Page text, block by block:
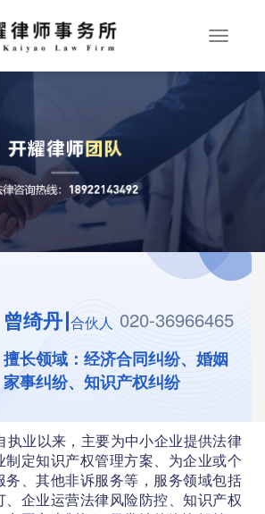
首
曾绮丹 合伙人 020-36966465
擅长领域：经济合同纠纷、婚姻
家事纠纷、知识产权纠纷
业以来，主要为中小企业提供法律
制定知识产权管理方案、为企业或个
务、其他非诉服务等，服务领域包括
、企业运营法律风险防控、知识产权